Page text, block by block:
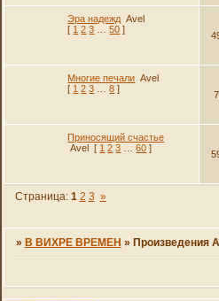
Эра надежд Avel
[ 1 2 3 50 ]
Многие печали Avel
[ 1 2 3 8 ]
Приносящий счастье
Avel [ 1 2 3 60 ]
Страница: 1 2 3 »
» В ВИХРЕ ВРЕМЕН » Произведения